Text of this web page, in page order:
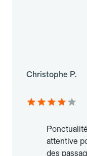
Christophe P.
attentive
des